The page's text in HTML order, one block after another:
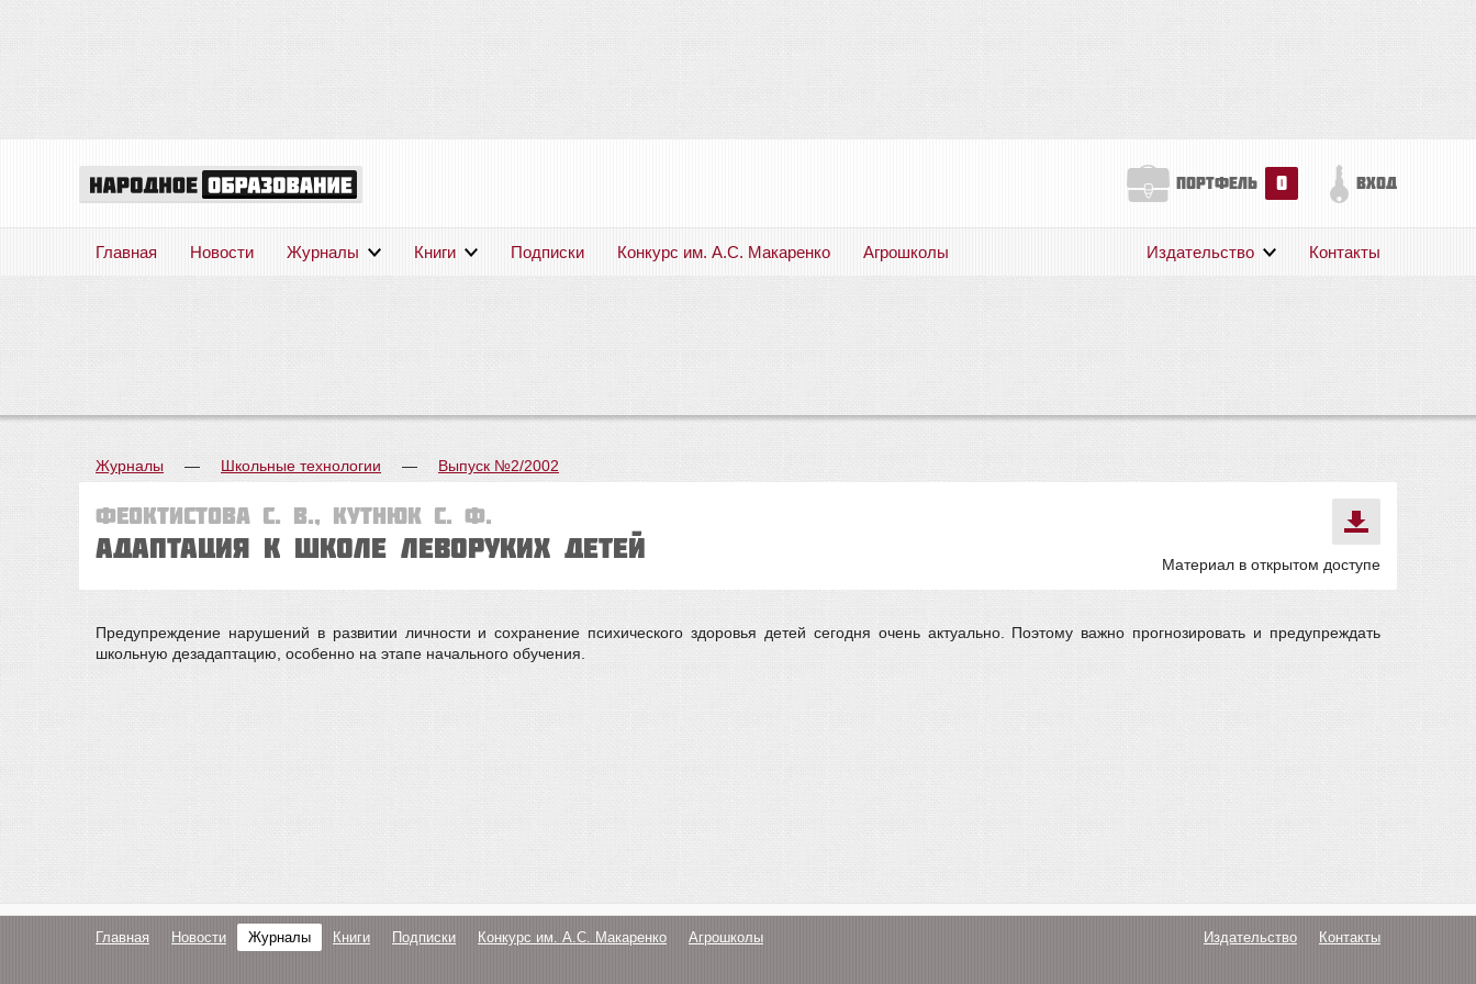
портфель 0 вход
Главная Новости Журналы Книги Подписки Конкурс им. А.С. Макаренко Агрошколы Издательство Контакты
Журналы — Школьные технологии — Выпуск №2/2002
Феоктистова С. В., Кутнюк С. Ф.
Адаптация к школе леворуких детей
Материал в открытом доступе
Предупреждение нарушений в развитии личности и сохранение психического здоровья детей сегодня очень актуально. Поэтому важно прогнозировать и предупреждать
школьную дезадаптацию, особенно на этапе начального обучения.
Главная Новости Журналы Книги Подписки Конкурс им. А.С. Макаренко Агрошколы Издательство Контакты